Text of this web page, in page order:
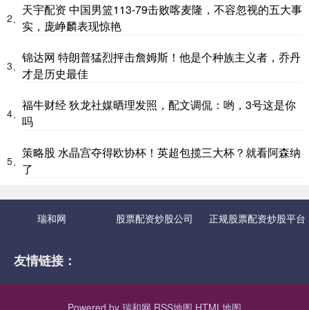
2、
天宇配资 中国男篮113-79击败喀麦隆，不容忽视的五大事
实，庞峥麟表现惊艳
3、
锦达网 特朗普猛烈抨击詹姆斯！他是个种族主义者，乔丹
才是历史最佳
4、
福牛财经 狄龙社媒晒理发照，配文调侃：哟，3号这是你
吗
5、
策略股 水晶宫夺得欧协杯！英超包揽三大杯？就看阿森纳
了
瑞和网 股票配资炒股公司 正规股票配资炒股平台
友情链接：
Powered by 瑞和网 RSS地图 HTML地图